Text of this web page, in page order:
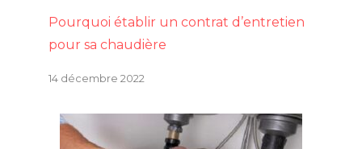
Pourquoi établir un contrat d’entretien
pour sa chaudière
14 décembre 2022